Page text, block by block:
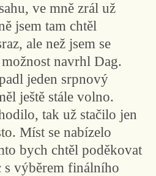
ve mně zrál už
jsem tam chtěl
ale než jsem se
navrhl Dag.
jeden srpnový
ještě stále volno.
tak už stačilo jen
Míst se nabízelo
bych chtěl poděkovat
s výběrem finálního